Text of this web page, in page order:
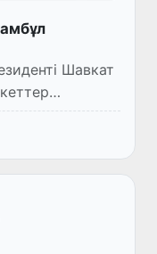
Шавкат
қатысу